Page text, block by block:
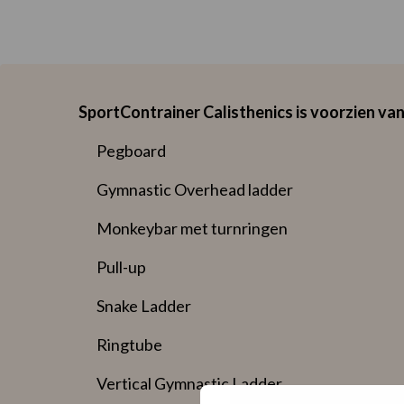
SportContrainer Calisthenics is voorzien
Pegboard
Gymnastic Overhead ladder
Monkeybar met turnringen
Pull-up
Snake Ladder
Ringtube
Vertical Gymnastic Ladder